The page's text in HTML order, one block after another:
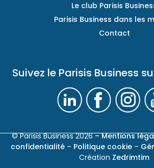
Le club Parisis
Parisis Business dans les
Contact
Suivez le Parisis Business
© Parisis Business 2026– Mentions
confidentialité – Politique cookie –
Création Zedrimtim